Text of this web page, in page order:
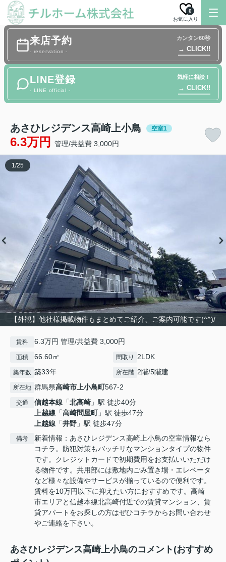
お気に入り
0
来店予約
- reservation -
カンタン60秒
→ CLICK!!
LINE登録
- LINE official -
気軽に相談！
→ CLICK!!
あさひレジデンス高崎上小鳥 空室1
6.3万円 管理/共益費 3,000円
【外観】他社様掲載物件もまとめてご紹介、ご案内可能です(^^)/
1/25
賃料 6.3万円 管理/共益費 3,000円
面積 66.60㎡ 間取り 2LDK
築年数 築33年 所在階 2階/5階建
所在地 群馬県高崎市上小鳥町567-2
交通 信越本線 「北高崎 」駅 徒歩40分
上越線 「高崎問屋町」駅 徒歩47分
上越線 「井野 」駅 徒歩47分
備考
新着情報：あさひレジデンス高崎上小鳥の空室情報なら
コチラ。防犯対策もバッチリなマンションタイプの物件
です。クレジットカードで初期費用をお支払いいただけ
る物件です。共用部には敷地内ごみ置き場・エレベータ
など様々な設備やサービスが揃っているので便利です。
賃料を10万円以下に抑えたい方におすすめです。高崎
市エリアと信越本線北高崎付近での賃貸マンション、賃
貸アパートをお探しの方はぜひコチラからお問い合わせ
やご連絡を下さい。
あさひレジデンス高崎上小鳥のコメント(おすすめ